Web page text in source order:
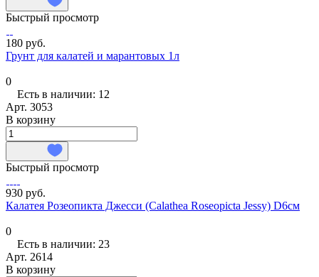
Быстрый просмотр
180 руб.
Грунт для калатей и марантовых 1л
0
Есть в наличии: 12
Арт. 3053
В корзину
Быстрый просмотр
930 руб.
Калатея Розеопикта Джесси (Calathea Roseopicta Jessy) D6см
0
Есть в наличии: 23
Арт. 2614
В корзину